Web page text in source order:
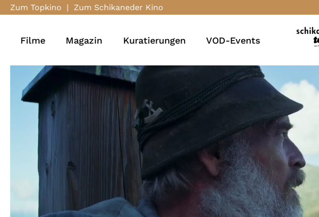
Filme
VOD-
So
Zum Topkino | Zum Schikaneder Kino
Filme Magazin Kuratierungen VOD-Events